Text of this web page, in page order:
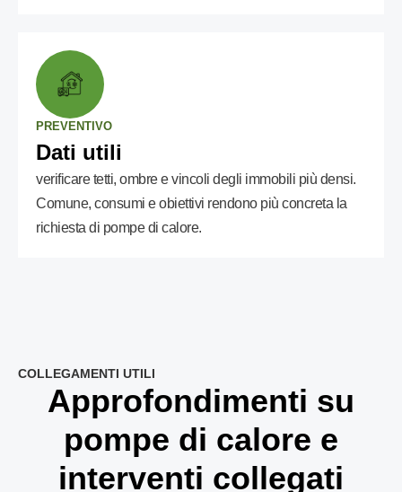
PREVENTIVO
Dati utili
verificare tetti, ombre e vincoli degli immobili più densi.
Comune, consumi e obiettivi rendono più concreta la
richiesta di pompe di calore.
COLLEGAMENTI UTILI
Approfondimenti su
pompe di calore e
interventi collegati